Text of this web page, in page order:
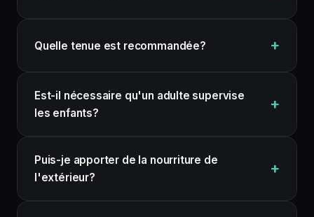
Quelle tenue est recommandée?
Est-il nécessaire qu'un adulte supervise
les enfants?
Puis-je apporter de la nourriture de
l'extérieur?